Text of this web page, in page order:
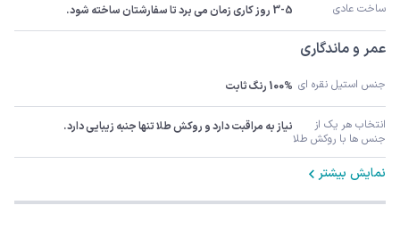
ساخت عادی 3-5 روز کاری زمان می برد تا سفارشتان ساخته شود.
عمر و ماندگاری
جنس استیل نقره ای 100% رنگ ثابت
جنس ها با روکش طلا
نیاز به مراقبت دارد و روکش طلا تنها جنبه زیبایی دارد.
نمایش بیشتر